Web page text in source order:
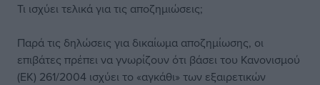
Τι ισχύει τελικά για τις αποζημιώσεις;
Παρά τις δηλώσεις για δικαίωμα αποζημίωσης, οι
επιβάτες πρέπει να γνωρίζουν ότι βάσει του Κανονισμού
(ΕΚ) 261/2004 ισχύει το «αγκάθι» των εξαιρετικών